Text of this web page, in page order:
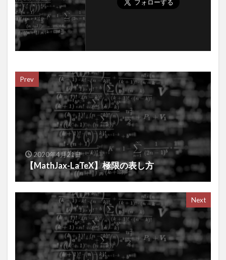
Prev
2020年4月21日
【MathJax-LaTeX】極限の表し方
Next